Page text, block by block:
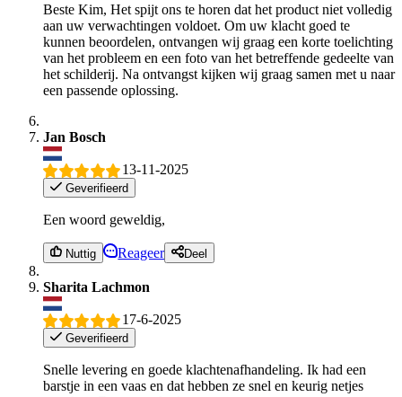
Beste Kim, Het spijt ons te horen dat het product niet volledig
aan uw verwachtingen voldoet. Om uw klacht goed te
kunnen beoordelen, ontvangen wij graag een korte toelichting
van het probleem en een foto van het betreffende gedeelte van
het schilderij. Na ontvangst kijken wij graag samen met u naar
een passende oplossing.
Jan Bosch
13-11-2025
Geverifieerd
Een woord geweldig,
Nuttig Reageer Deel
Sharita Lachmon
17-6-2025
Geverifieerd
Snelle levering en goede klachtenafhandeling. Ik had een
barstje in een vaas en dat hebben ze snel en keurig netjes